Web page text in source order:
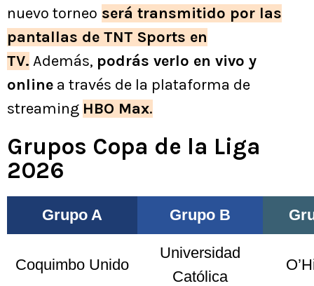
nuevo torneo será transmitido por las
pantallas de TNT Sports en
TV. Además, podrás verlo en vivo y
online a través de la plataforma de
streaming HBO Max.
Grupos Copa de la Liga
2026
Grupo A Grupo B
Coquimbo Unido
Universidad
Católica